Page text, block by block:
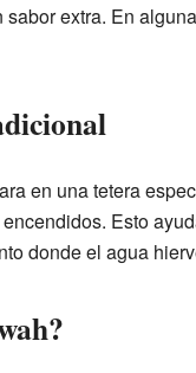
extra. En
en una tetera
Esto
donde el agua